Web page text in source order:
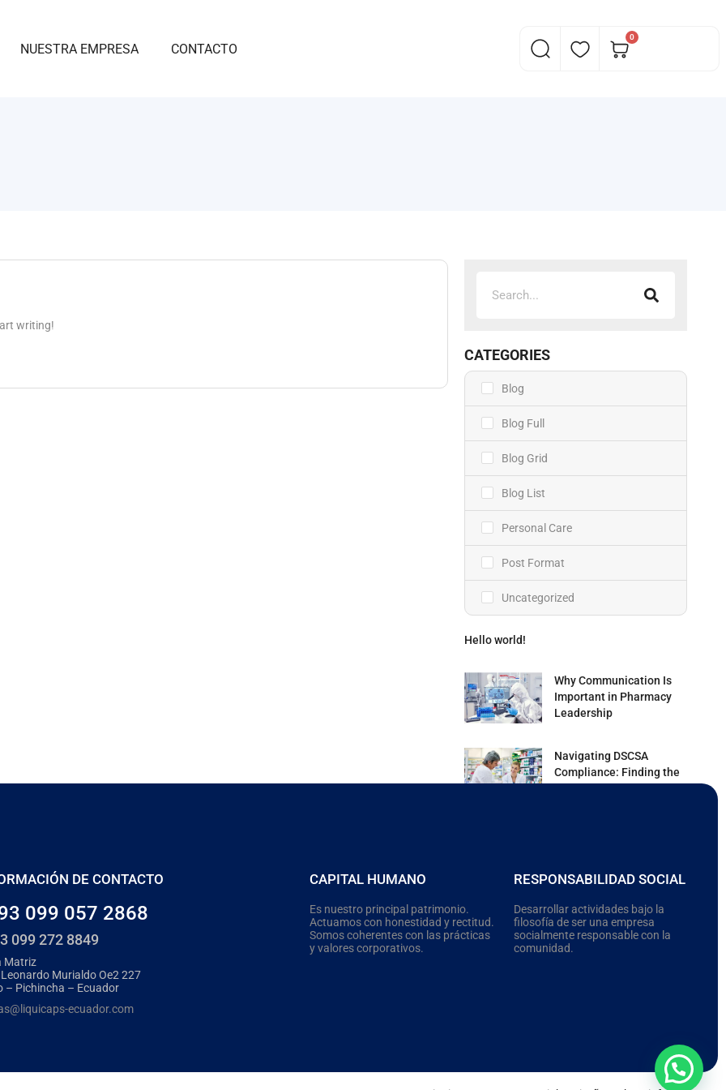
NUESTRA EMPRESA CONTACTO
0
writing!
CATEGORIES
Blog
Blog Full
Blog Grid
Blog List
Personal Care
Post Format
Uncategorized
Hello world!
Why Communication Is
Important in Pharmacy
Leadership
Navigating DSCSA
Compliance: Finding the
DE CONTACTO
099 057 2868
099 272 8849
Matriz
Murialdo Oe2 227
– Pichincha – Ecuador
ecuador.com
CAPITAL HUMANO
Es nuestro principal patrimonio.
Actuamos con honestidad y rectitud.
Somos coherentes con las prácticas
y valores corporativos.
RESPONSABILIDAD SOCIAL
Desarrollar actividades bajo la
filosofía de ser una empresa
socialmente responsable con la
comunidad.